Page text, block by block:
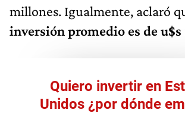
millones. Igualmente, aclaró
inversión promedio es de u$s
Quiero invertir en
Unidos ¿por dónde